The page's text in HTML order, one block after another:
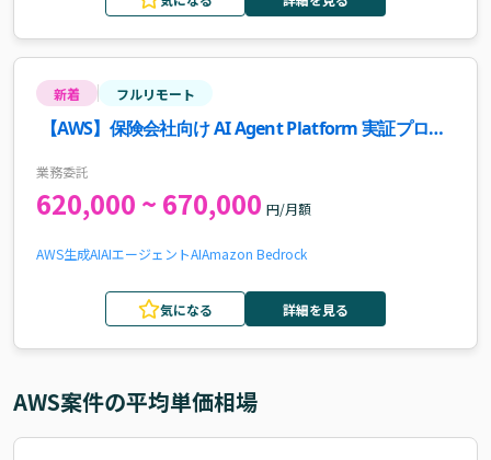
新着 フルリモート
【AWS】保険会社向け AI Agent Platform 実証プロジ
業務委託
620,000 ~ 670,000 円/月額
AWS生成AIAIエージェントAIAmazon Bedrock
気になる 詳細を見る
AWS案件の平均単価相場